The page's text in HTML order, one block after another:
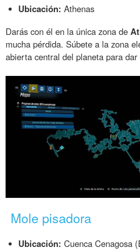
Ubicación: Athenas
Darás con él en la única zona de
mucha pérdida. Súbete a la zona
abierta central del planeta para
Mole pisadora
Ubicación: Cuenca Cenagosa